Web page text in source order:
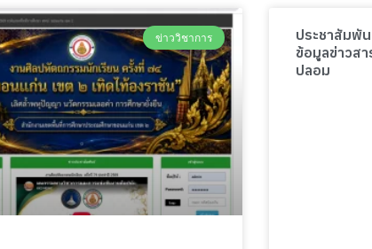
ข่าววิชาการ
ประชาสัมพั
ข้อมูลข่าวส
ปลอม